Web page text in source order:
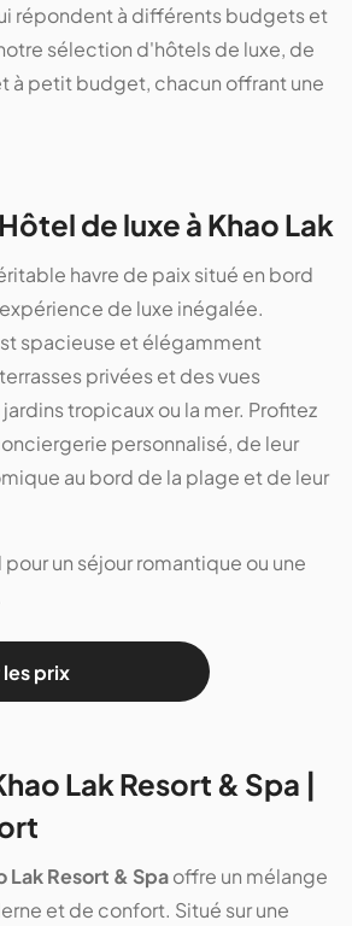
répondent à différents budgets et
sélection d'hôtels de luxe, de
à petit budget, chacun offrant une
de luxe à Khao Lak
havre de paix situé en bord
de luxe inégalée.
spacieuse et élégamment
privées et des vues
tropicaux ou la mer. Profitez
personnalisé, de leur
au bord de la plage et de leur
un séjour romantique ou une
les prix
Lak Resort & Spa |
Lak Resort & Spaoffre un mélange
et de confort. Situé sur une